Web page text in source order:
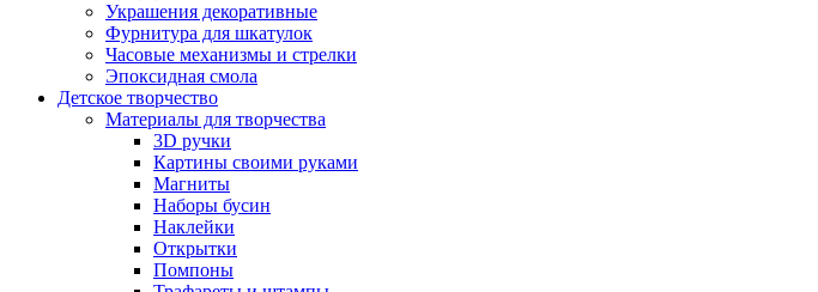
Украшения декоративные
Фурнитура для шкатулок
Часовые механизмы и стрелки
Эпоксидная смола
Детское творчество
Материалы для творчества
3D ручки
Картины своими руками
Магниты
Наборы бусин
Наклейки
Открытки
Помпоны